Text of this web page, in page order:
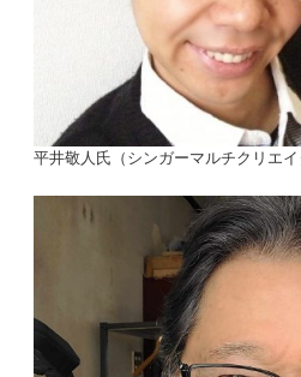
平井敬人氏（シンガーマルチクリエイ